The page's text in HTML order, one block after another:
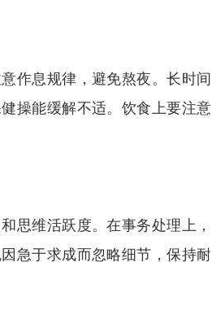
作息规律，避免熬夜。长时间
操能缓解不适。饮食上要注意
思维活跃度。在事务处理上，
急于求成而忽略细节，保持耐